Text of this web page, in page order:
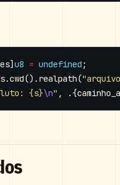
] u8 = undefined ;
.cwd(). realpath(
{s}\n" , .{